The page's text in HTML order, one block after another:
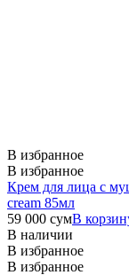
В избранное
В избранное
Крем для лица с
cream 85мл
59 000 сумВ
В наличии
В избранное
В избранное